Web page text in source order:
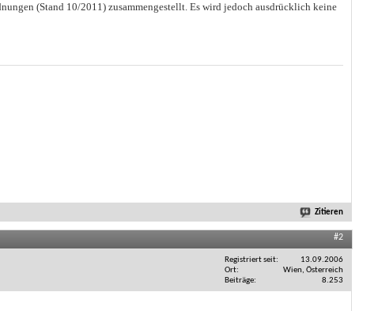
(Stand 10/2011) zusammengestellt. Es wird jedoch ausdrücklich keine
Zitieren
#2
Registriert seit
13.09.2006
Ort
Wien, Österreich
Beiträge
8.253